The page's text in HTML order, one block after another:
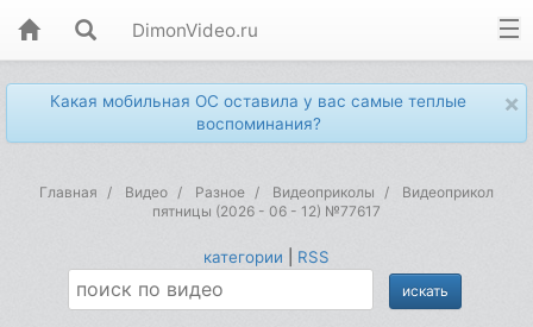
DimonVideo.ru
×
Какая мобильная ОС оставила у вас самые теплые
воспоминания?
Главная Видео Разное Видеоприколы
Видеоприкол
пятницы (2026 - 06 - 12) №77617
категории RSS